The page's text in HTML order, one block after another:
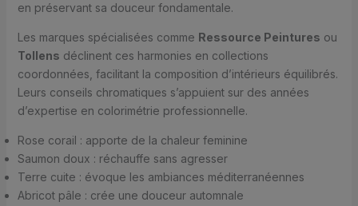
en préservant sa douceur fondamentale.
Les marques spécialisées comme Ressource Peintures ou
Tollens déclinent ces harmonies en collections
coordonnées, facilitant la composition d’intérieurs équilibrés.
Leurs conseils chromatiques s’appuient sur des années
d’expertise en colorimétrie professionnelle.
Rose corail : apporte de la chaleur feminine
Saumon doux : réchauffe sans agresser
Terre cuite : évoque les ambiances méditerranéennes
Abricot pâle : crée une douceur automnale